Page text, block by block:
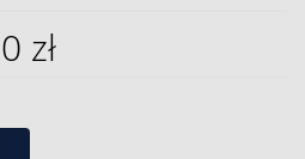
zł